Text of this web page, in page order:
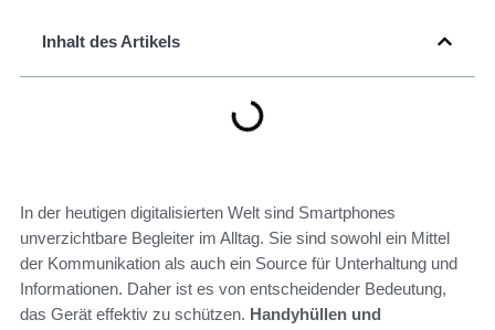
Inhalt des Artikels
In der heutigen digitalisierten Welt sind Smartphones
unverzichtbare Begleiter im Alltag. Sie sind sowohl ein Mittel
der Kommunikation als auch ein Source für Unterhaltung und
Informationen. Daher ist es von entscheidender Bedeutung,
das Gerät effektiv zu schützen. Handyhüllen und